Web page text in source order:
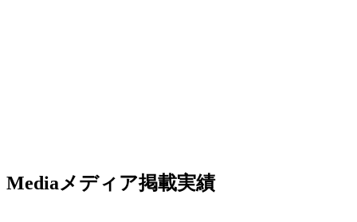
Mediaメディア掲載実績